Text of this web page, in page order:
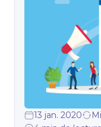
13 jan. 2020